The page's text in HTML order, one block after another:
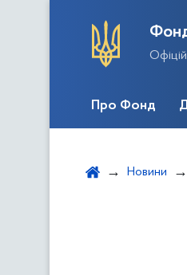
Фонд
Про Фонд
Новини